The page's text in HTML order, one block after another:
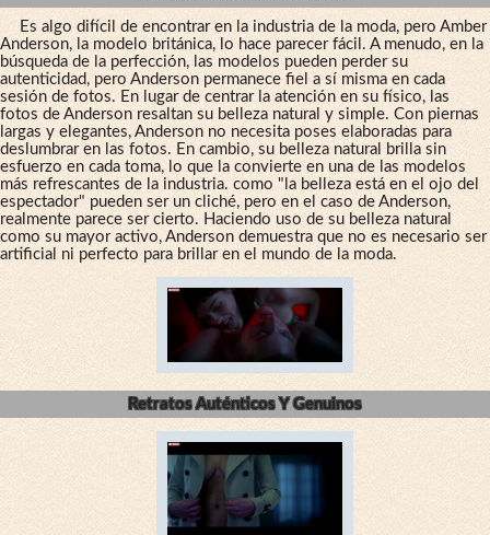
Es algo difícil de encontrar en la industria de la moda, pero Amber
Anderson, la modelo británica, lo hace parecer fácil. A menudo, en la
búsqueda de la perfección, las modelos pueden perder su
autenticidad, pero Anderson permanece fiel a sí misma en cada
sesión de fotos. En lugar de centrar la atención en su físico, las
fotos de Anderson resaltan su belleza natural y simple. Con piernas
largas y elegantes, Anderson no necesita poses elaboradas para
deslumbrar en las fotos. En cambio, su belleza natural brilla sin
esfuerzo en cada toma, lo que la convierte en una de las modelos
más refrescantes de la industria. como "la belleza está en el ojo del
espectador" pueden ser un cliché, pero en el caso de Anderson,
realmente parece ser cierto. Haciendo uso de su belleza natural
como su mayor activo, Anderson demuestra que no es necesario ser
artificial ni perfecto para brillar en el mundo de la moda.
Retratos Auténticos Y Genuinos